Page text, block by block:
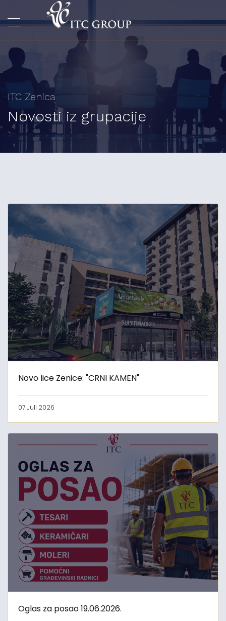
ITC Zenica
Novosti iz grupacije
Novo lice Zenice: "CRNI KAMEN"
07 Juli 2026
Oglas za posao 19.06.2026.